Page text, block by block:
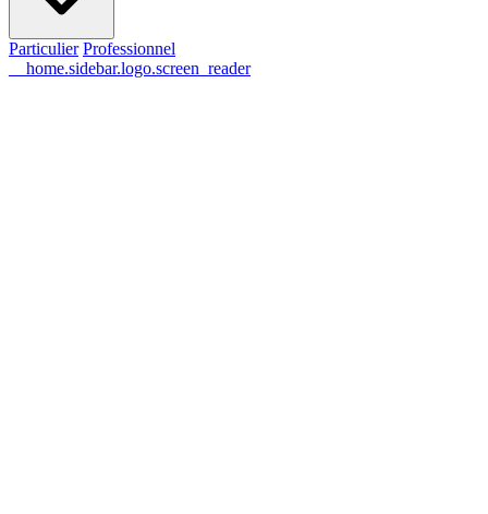
Particulier Professionnel
__home.sidebar.logo.screen_reader